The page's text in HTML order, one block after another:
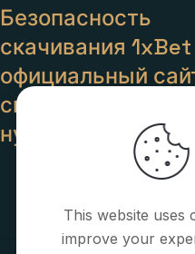
Безопасность
скачивания 1xBet
официальный
смартфон: всё, что
нужно знать
This website uses
improve your